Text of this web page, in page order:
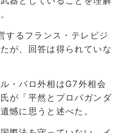
するフランス・テレビジ
が、回答は得られていな
・バロ外相はG7外相会
が「平然とプロパガンダ
憾に思うと述べた。